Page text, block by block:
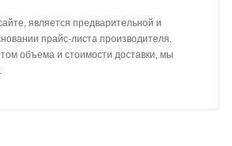
является предварительной и
прайс-листа производителя.
объема и стоимости доставки, мы